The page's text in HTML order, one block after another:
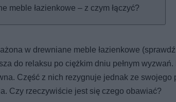
meble łazienkowe – z czym łączyć?
w drewniane meble łazienkowe
do relaksu po ciężkim dniu pełnym
Część z nich rezygnuje jednak ze
Czy rzeczywiście jest się czego obawiać?